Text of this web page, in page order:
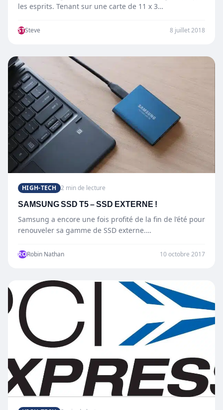
les esprits. Tenant sur une carte de 11 x 3…
STSteve 8 juillet 2018
HIGH-TECH 2 min de lecture
SAMSUNG SSD T5 – SSD EXTERNE !
Samsung a encore une fois profité de la fin de l’été pour
renouveler sa gamme de SSD externe.…
RORobin Nathan 10 octobre 2017